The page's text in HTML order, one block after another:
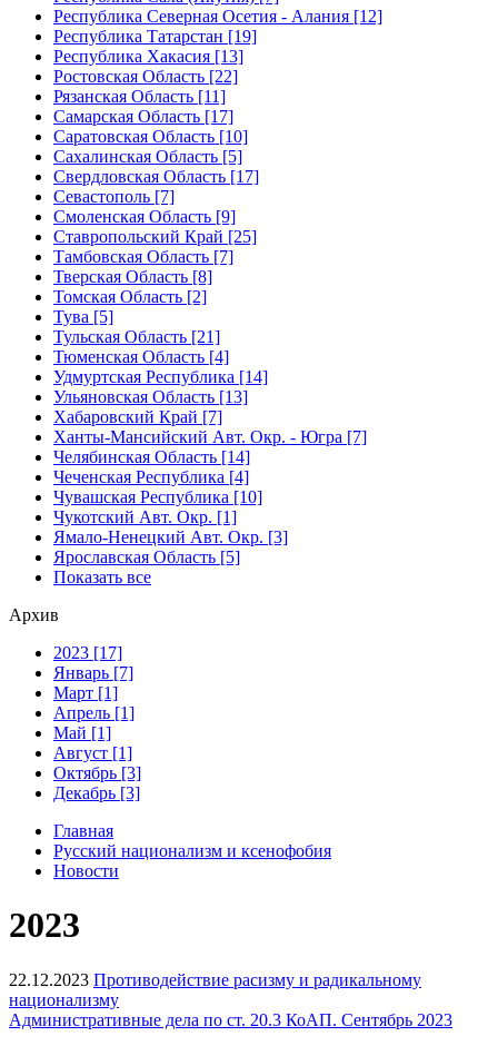
Республика Северная Осетия - Алания [12]
Республика Татарстан [19]
Республика Хакасия [13]
Ростовская Область [22]
Рязанская Область [11]
Самарская Область [17]
Саратовская Область [10]
Сахалинская Область [5]
Свердловская Область [17]
Севастополь [7]
Смоленская Область [9]
Ставропольский Край [25]
Тамбовская Область [7]
Тверская Область [8]
Томская Область [2]
Тува [5]
Тульская Область [21]
Тюменская Область [4]
Удмуртская Республика [14]
Ульяновская Область [13]
Хабаровский Край [7]
Ханты-Мансийский Авт. Окр. - Югра [7]
Челябинская Область [14]
Чеченская Республика [4]
Чувашская Республика [10]
Чукотский Авт. Окр. [1]
Ямало-Ненецкий Авт. Окр. [3]
Ярославская Область [5]
Показать все
Архив
2023 [17]
Январь [7]
Март [1]
Апрель [1]
Май [1]
Август [1]
Октябрь [3]
Декабрь [3]
Главная
Русский национализм и ксенофобия
Новости
2023
22.12.2023 Противодействие расизму и радикальному
национализму
Административные дела по ст. 20.3 КоАП. Сентябрь 2023